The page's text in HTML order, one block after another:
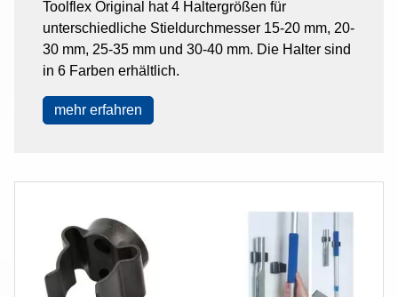
Toolflex Original hat 4 Haltergrößen für
unterschiedliche Stieldurchmesser 15-20 mm, 20-
30 mm, 25-35 mm und 30-40 mm. Die Halter sind
in 6 Farben erhältlich.
mehr erfahren